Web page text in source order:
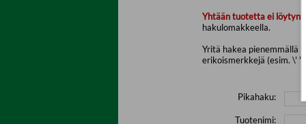
Yhtään tuotetta ei löytynyt.
hakulomakkeella.
Yritä hakea pienemmällä
erikoismerkkejä (esim. \' "
Pikahaku:
Tuotenimi: